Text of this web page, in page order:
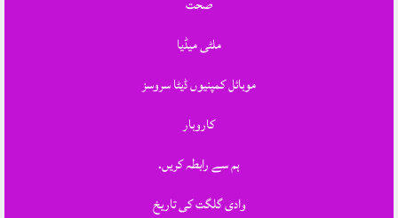
ملٹی میڈیا
موبائل کمپنیوں ڈیٹا سروسز
کاروبار
ہم سے رابطہ کریں.
وادی گلگت کی تاریخ